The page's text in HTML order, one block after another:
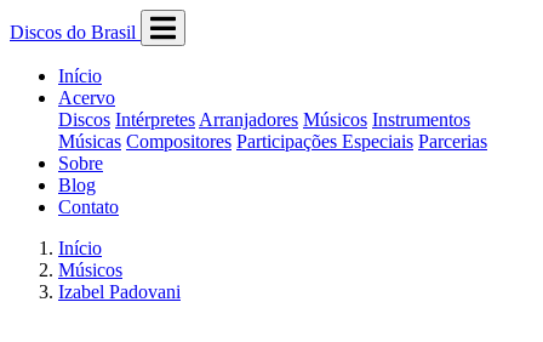
Discos do Brasil
Início
Acervo
Discos Intérpretes Arranjadores Músicos Instrumentos
Músicas Compositores Participações Especiais Parcerias
Sobre
Blog
Contato
Início
Músicos
Izabel Padovani